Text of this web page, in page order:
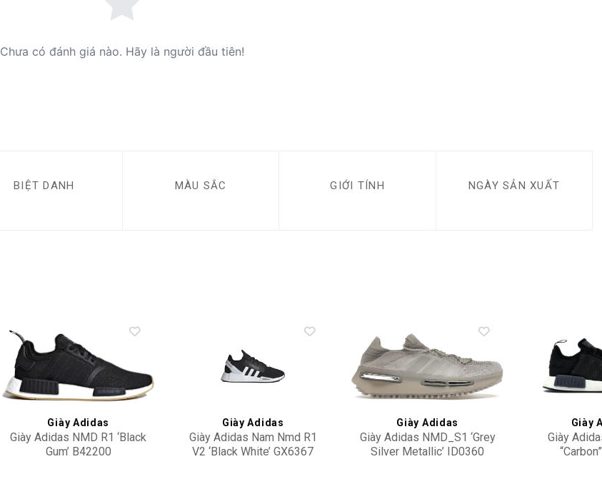
Chưa có đánh giá nào. Hãy là người đầu tiên!
BIỆT DANH MÀU SẮC GIỚI TÍNH NGÀY SẢN XUẤT
Add to
wishlist
Giày Adidas
Giày Adidas NMD R1 ‘Black
Gum’ B42200
Giày Adidas
Giày Adidas Nam Nmd R1
V2 ‘Black White’ GX6367
Add to
wishlist
Giày Adidas
Giày Adidas NMD_S1 ‘Grey
Silver Metallic’ ID0360
Giày
Giày